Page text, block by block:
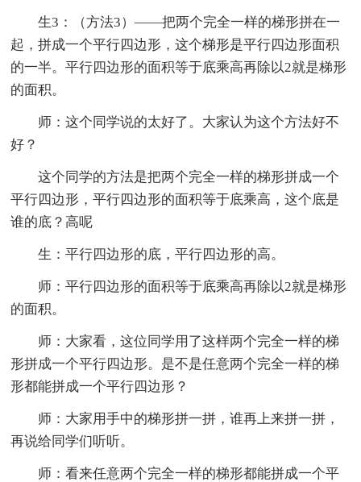
生3：（方法3）——把两个完全一样的梯形拼在一
起，拼成一个平行四边形，这个梯形是平行四边形面积
的一半。平行四边形的面积等于底乘高再除以2就是梯形
的面积。
师：这个同学说的太好了。大家认为这个方法好不
好？
这个同学的方法是把两个完全一样的梯形拼成一个
平行四边形，平行四边形的面积等于底乘高，这个底是
谁的底？高呢
生：平行四边形的底，平行四边形的高。
师：平行四边形的面积等于底乘高再除以2就是梯形
的面积。
师：大家看，这位同学用了这样两个完全一样的梯
形拼成一个平行四边形。是不是任意两个完全一样的梯
形都能拼成一个平行四边形？
师：大家用手中的梯形拼一拼，谁再上来拼一拼，
再说给同学们听听。
师：看来任意两个完全一样的梯形都能拼成一个平